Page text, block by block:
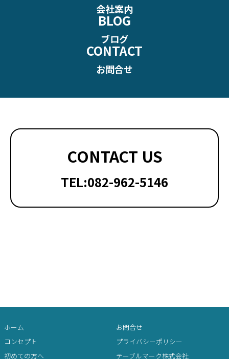
会社案内
BLOG
ブログ
CONTACT
お問合せ
CONTACT US
TEL:082-962-5146
ホーム
コンセプト
初めての方へ
お問合せ
プライバシーポリシー
テーブルマーク株式会社